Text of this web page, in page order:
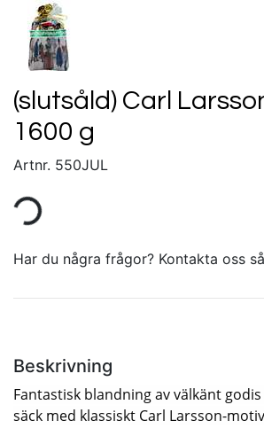
(slutsåld) Carl
1600 g
Artnr. 550JUL
Har du några frågor? Kontakta oss
Beskrivning
Fantastisk blandning av välkänt
säck med klassiskt Carl Larsson-